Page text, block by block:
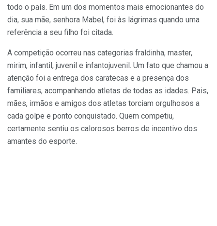
todo o país. Em um dos momentos mais emocionantes do
dia, sua mãe, senhora Mabel, foi às lágrimas quando uma
referência a seu filho foi citada.
A competição ocorreu nas categorias fraldinha, master,
mirim, infantil, juvenil e infantojuvenil. Um fato que chamou a
atenção foi a entrega dos caratecas e a presença dos
familiares, acompanhando atletas de todas as idades. Pais,
mães, irmãos e amigos dos atletas torciam orgulhosos a
cada golpe e ponto conquistado. Quem competiu,
certamente sentiu os calorosos berros de incentivo dos
amantes do esporte.